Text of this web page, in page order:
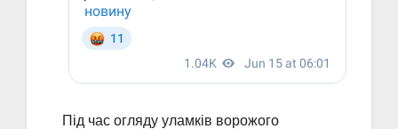
Під час огляду уламків ворожого